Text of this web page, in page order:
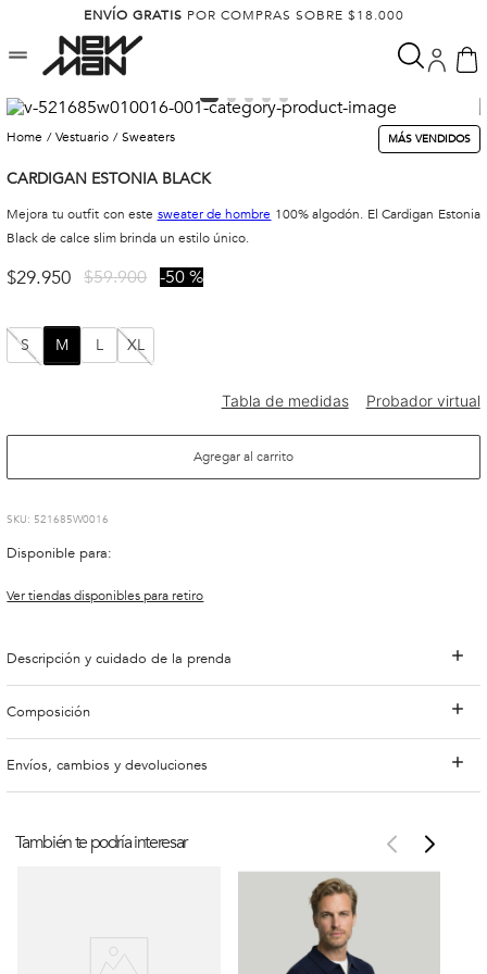
ENVÍO GRATIS POR COMPRAS SOBRE $18.000
vestuario sweaters MÁS VENDIDOS
CARDIGAN ESTONIA BLACK
Mejora tu outfit con este sweater de hombre 100% algodón. El Cardigan Estonia
Black de calce slim brinda un estilo único.
$29.950 $59.900 50 %
S M L XL
Agregar al carrito
: 521685W0016
Disponible para:
Ver tiendas disponibles para retiro
Descripción y cuidado de la prenda
Composición
Envíos, cambios y devoluciones
También te podría interesar